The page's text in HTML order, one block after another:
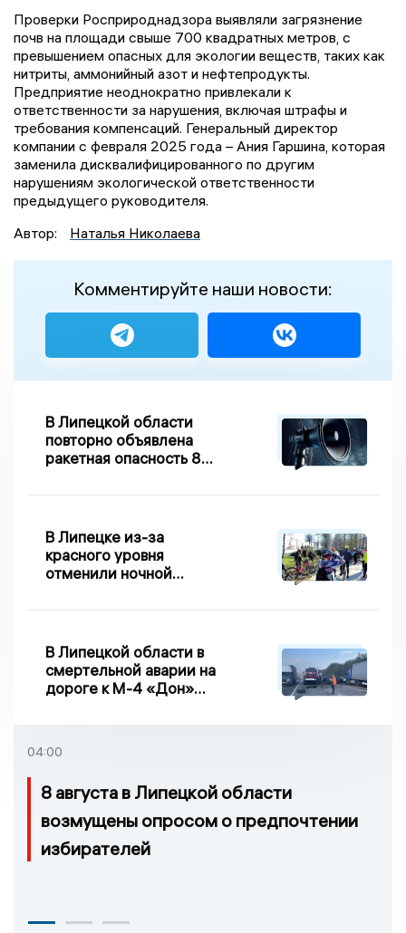
Проверки Росприроднадзора выявляли загрязнение
почв на площади свыше 700 квадратных метров, с
превышением опасных для экологии веществ, таких как
нитриты, аммонийный азот и нефтепродукты.
Предприятие неоднократно привлекали к
ответственности за нарушения, включая штрафы и
требования компенсаций. Генеральный директор
компании с февраля 2025 года – Ания Гаршина, которая
заменила дисквалифицированного по другим
нарушениям экологической ответственности
предыдущего руководителя.
Автор:
Наталья Николаева
Комментируйте наши новости:
В Липецкой области
повторно объявлена
ракетная опасность 8
В Липецке из-за
красного уровня
отменили ночной
В Липецкой области в
смертельной аварии на
дороге к М-4 «Дон»
04:00
8 августа в Липецкой области
возмущены опросом о предпочтении
избирателей